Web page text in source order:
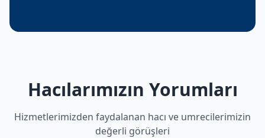
Hacılarımızın Yorumları
Hizmetlerimizden faydalanan hacı ve umrecilerimizin
değerli görüşleri